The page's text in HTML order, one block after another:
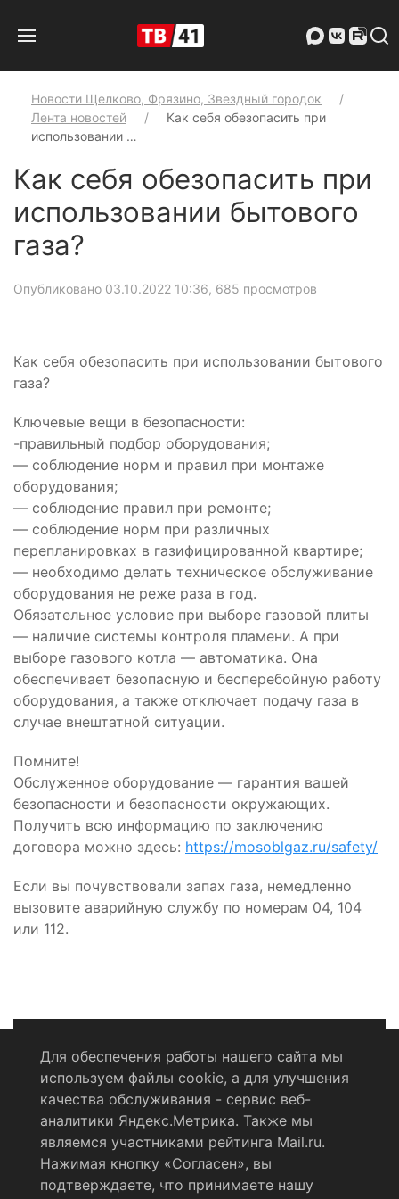
Новости Щелково, Фрязино, Звездный городок
Лента новостей
Как себя обезопасить при
использовании …
Как себя обезопасить при
использовании бытового
газа?
Опубликовано 03.10.2022 10:36, 685 просмотров
Как себя обезопасить при использовании бытового
газа?
Ключевые вещи в безопасности:
-правильный подбор оборудования;
— соблюдение норм и правил при монтаже
оборудования;
— соблюдение правил при ремонте;
— соблюдение норм при различных
перепланировках в газифицированной квартире;
— необходимо делать техническое обслуживание
оборудования не реже раза в год.
Обязательное условие при выборе газовой плиты
— наличие системы контроля пламени. А при
выборе газового котла — автоматика. Она
обеспечивает безопасную и бесперебойную работу
оборудования, а также отключает подачу газа в
случае внештатной ситуации.
Помните!
Обслуженное оборудование — гарантия вашей
безопасности и безопасности окружающих.
Получить всю информацию по заключению
договора можно здесь: https://mosoblgaz.ru/safety/
Если вы почувствовали запах газа, немедленно
вызовите аварийную службу по номерам 04, 104
или 112.
Политика конфиденциальности
Согласие на обработку персональных данных
RSS-лента
Для обеспечения работы нашего сайта мы
используем файлы cookie, а для улучшения
качества обслуживания - сервис веб-
аналитики Яндекс.Метрика. Также мы
являемся участниками рейтинга Mail.ru.
Нажимая кнопку «Согласен», вы
подтверждаете, что принимаете нашу